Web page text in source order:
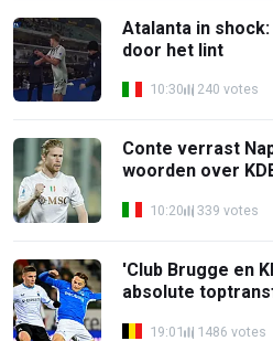
Atalanta in
door het lint
10:30 240 votes
Conte verrast
woorden over
10:20 339 votes
'Club Brugge en
absolute
19:01 1486 votes